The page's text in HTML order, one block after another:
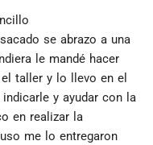
se abrazo a una
le mandé hacer
taller y lo llevo en el
y ayudar con la
en realizar la
me lo entregaron